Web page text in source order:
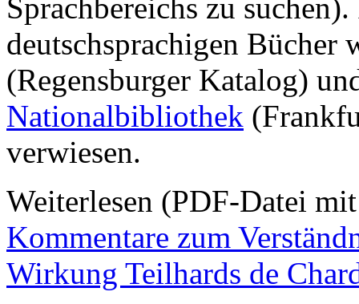
Sprachbereichs zu
deutschsprachigen Bücher
(Regensburger Katalog)
Nationalbibliothek
verwiesen.
Weiterlesen (PDF-Datei
Kommentare zum
Wirkung Teilhards de